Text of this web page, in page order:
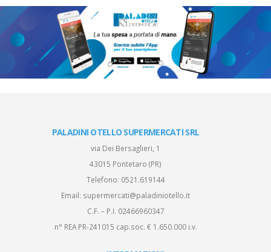
PALADINI OTELLO SUPERMERCATI SRL
via Dei Bersaglieri, 1
43015 Pontetaro (PR)
Telefono: 0521.619144
Email: supermercati@paladiniotello.it
C.F. – P.I. 02466960347
n° REA PR-241015 cap.soc. € 1.650.000 i.v.